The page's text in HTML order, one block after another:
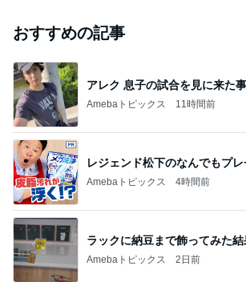
おすすめの記事
アレク 息子の試合を見に来た事
Amebaトピックス 11時間前
レジェンド松下のなんでもプレ
Amebaトピックス 4時間前
ラックに納豆まで飾ってみた結
Amebaトピックス 2日前